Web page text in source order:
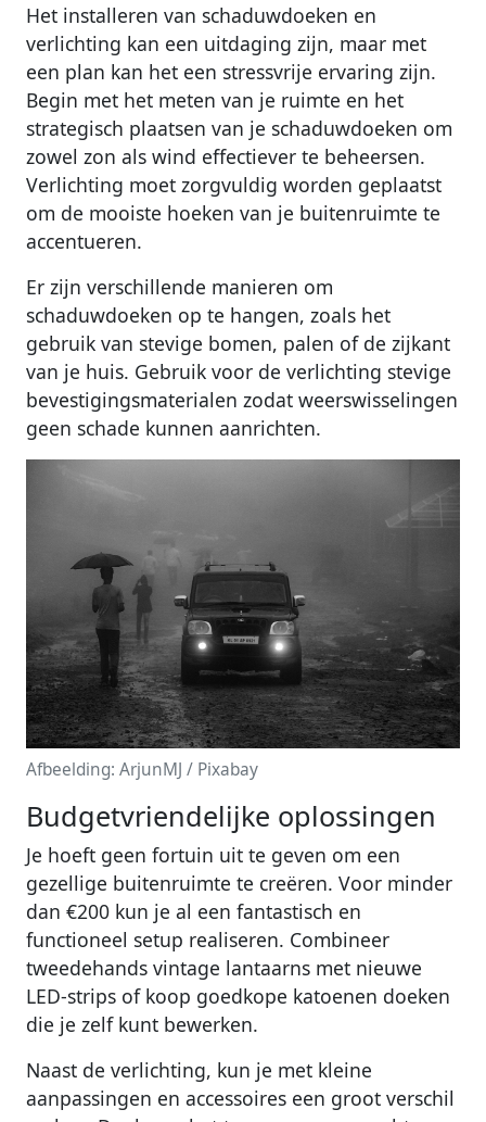
Het installeren van schaduwdoeken en
verlichting kan een uitdaging zijn, maar met
een plan kan het een stressvrije ervaring zijn.
Begin met het meten van je ruimte en het
strategisch plaatsen van je schaduwdoeken om
zowel zon als wind effectiever te beheersen.
Verlichting moet zorgvuldig worden geplaatst
om de mooiste hoeken van je buitenruimte te
accentueren.
Er zijn verschillende manieren om
schaduwdoeken op te hangen, zoals het
gebruik van stevige bomen, palen of de zijkant
van je huis. Gebruik voor de verlichting stevige
bevestigingsmaterialen zodat weerswisselingen
geen schade kunnen aanrichten.
Afbeelding: ArjunMJ / Pixabay
Budgetvriendelijke oplossingen
Je hoeft geen fortuin uit te geven om een
gezellige buitenruimte te creëren. Voor minder
dan €200 kun je al een fantastisch en
functioneel setup realiseren. Combineer
tweedehands vintage lantaarns met nieuwe
LED-strips of koop goedkope katoenen doeken
die je zelf kunt bewerken.
Naast de verlichting, kun je met kleine
aanpassingen en accessoires een groot verschil